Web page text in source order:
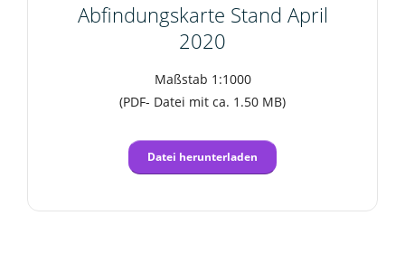
Abfindungskarte Stand April
2020
Maßstab 1:1000
(PDF- Datei mit ca. 1.50 MB)
Datei herunterladen